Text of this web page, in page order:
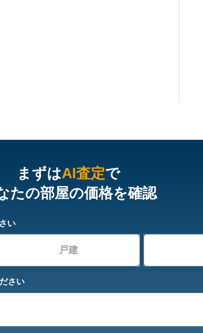
まずはAI査定で
たの部屋の価格を確認
い
戸建
さい